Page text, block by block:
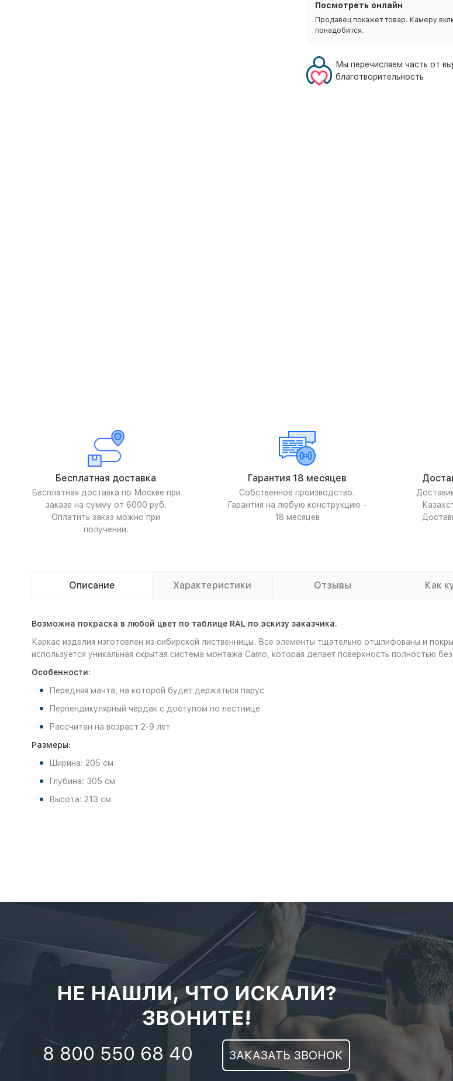
Посмотреть онлайн
Продавец покажет товар. Камеру
понадобится.
Мы перечисляем часть от
благотворительность
Бесплатная доставка
Бесплатная доставка по Москве при
заказе на сумму от 6000 руб.
Оплатить заказ можно при
получении.
Гарантия 18 месяцев
Собственное производство.
Гарантия на любую конструкцию -
18 месяцев
Описание Характеристики Отзывы Как
Возможна покраска в любой цвет по таблице RAL по эскизу заказчика.
Каркас изделия изготовлен из сибирской лиственницы. Все элементы тщательно отшлифованы и
используется уникальная скрытая система монтажа Camo, которая делает поверхность полностью
Особенности:
Передняя мачта, на которой будет держаться парус
Перпендикулярный чердак с доступом по лестнице
Рассчитан на возраст 2-9 лет
Размеры:
Ширина: 205 см
Глубина: 305 см
Высота: 213 см
НЕ НАШЛИ, ЧТО ИСКАЛИ?
ЗВОНИТЕ!
8 800 550 68 40 ЗАКАЗАТЬ ЗВОНОК